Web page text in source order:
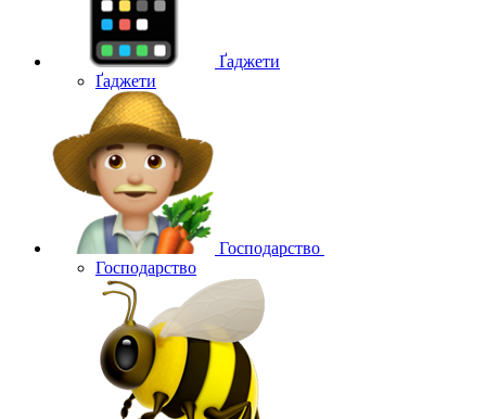
Ґаджети
Ґаджети
Господарство
Господарство